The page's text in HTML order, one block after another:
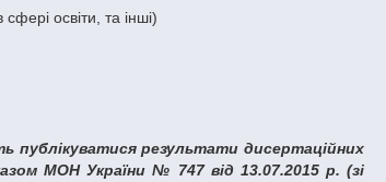
освіти, та інші)
публікуватися результати дисертаційних
МОН України № 747 від 13.07.2015 р. (зі